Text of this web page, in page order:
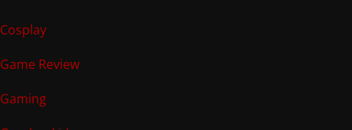
Cosplay
Game Review
Gaming